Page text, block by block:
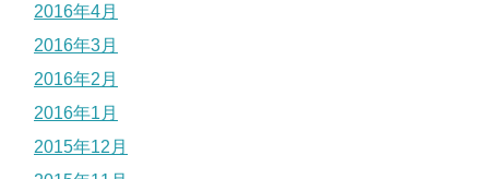
2016年4月
2016年3月
2016年2月
2016年1月
2015年12月